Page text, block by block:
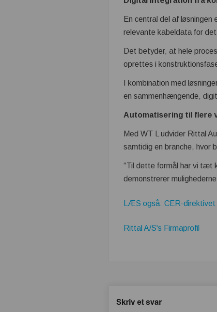
En central del af
relevante kabeldata for
Det betyder, at hele
oprettes i
I kombination med
en sammenhængende,
Automatisering til flere
Med WT L udvider Rittal
samtidig en branche, hvor
“Til dette formål har vi tæt
demonstrerer
LÆS også: CER-
Rittal A/S's Firmaprofil
Skriv et svar